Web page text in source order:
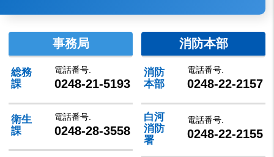
事務局
総務
課
電話番号.
0248-21-5193
衛生
課
電話番号.
0248-28-3558
消防本部
消防
本部
電話番号.
0248-22-2157
白河
消防
署
電話番号.
0248-22-2155